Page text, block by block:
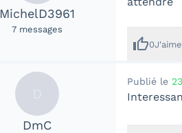
MichelD3961
7 messages
thumb_up0J'aime
DmC
Publié le